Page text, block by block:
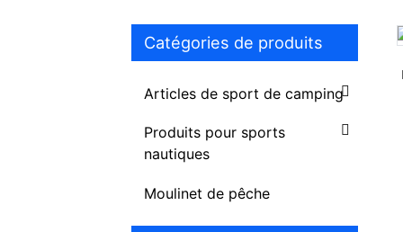
Catégories de produits
Articles de sport de camping
Produits pour sports
nautiques
Moulinet de pêche
Loading...
Loading...